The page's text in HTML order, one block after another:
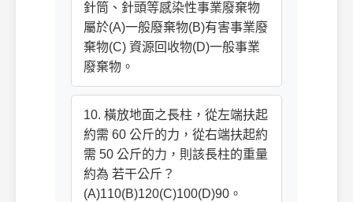
針筒、針頭等感染性事業廢棄物
屬於(A)一般廢棄物(B)有害事業廢
棄物(C) 資源回收物(D)一般事業
廢棄物。
10. 橫放地面之長柱，從左端扶起
約需 60 公斤的力，從右端扶起約
需 50 公斤的力，則該長柱的重量
約為 若干公斤？
(A)110(B)120(C)100(D)90。